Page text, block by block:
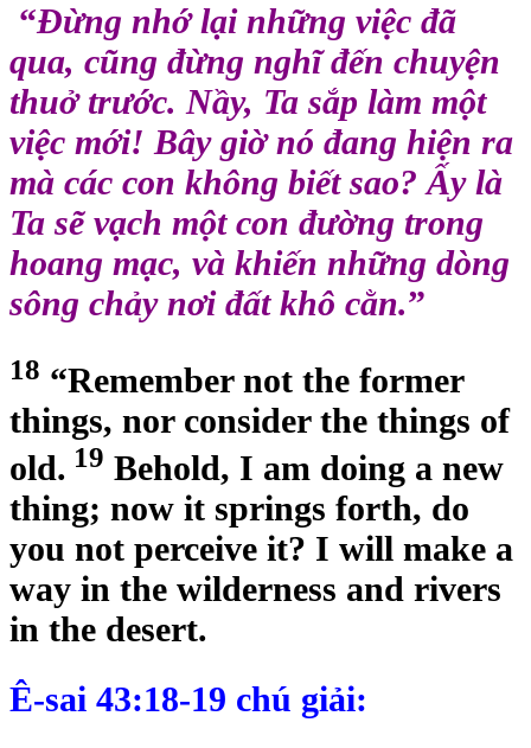
“Đừng nhớ lại những việc đã
qua, cũng đừng nghĩ đến chuyện
thuở trước. Nầy, Ta sắp làm một
việc mới! Bây giờ nó đang hiện ra
mà các con không biết sao? Ấy là
Ta sẽ vạch một con đường trong
hoang mạc, và khiến những dòng
sông chảy nơi đất khô cằn.”
18 “Remember not the former
things, nor consider the things of
old. 19 Behold, I am doing a new
thing; now it springs forth, do
you not perceive it? I will make a
way in the wilderness and rivers
in the desert.
Ê-sai 43:18-19 chú giải: